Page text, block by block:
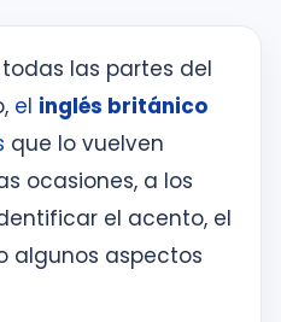
las partes del
el inglés británico
que lo vuelven
ocasiones, a los
el acento, el
algunos aspectos